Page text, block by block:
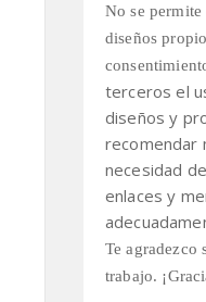
No se permite
diseños
terceros el
diseños y
recomendar
necesidad
enlaces y
Te agradezco
trabajo.